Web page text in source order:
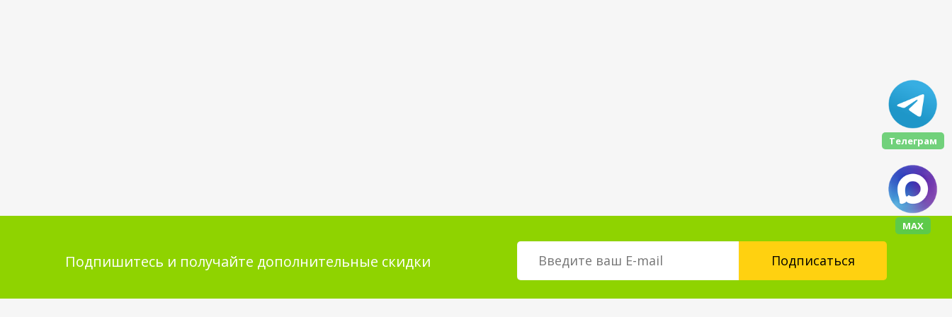
Подпишитесь и получайте дополнительные скидки
Телеграм
МАХ